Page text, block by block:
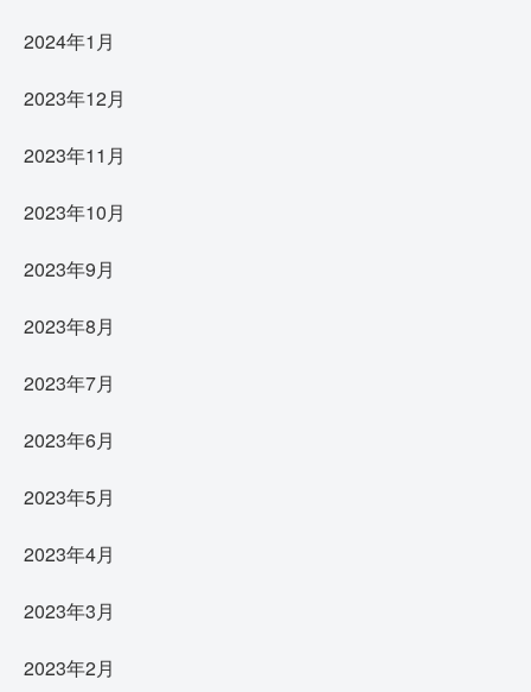
2024年1月
2023年12月
2023年11月
2023年10月
2023年9月
2023年8月
2023年7月
2023年6月
2023年5月
2023年4月
2023年3月
2023年2月